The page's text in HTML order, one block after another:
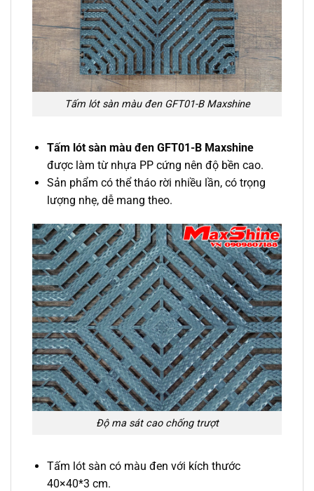
Tấm lót sàn màu đen GFT01-B Maxshine
Tấm lót sàn màu đen GFT01-B Maxshine
được làm từ nhựa PP cứng nên độ bền cao.
Sản phẩm có thể tháo rời nhiều lần, có trọng
lượng nhẹ, dễ mang theo.
Độ ma sát cao chống trượt
Tấm lót sàn có màu đen với kích thước
40×40*3 cm.